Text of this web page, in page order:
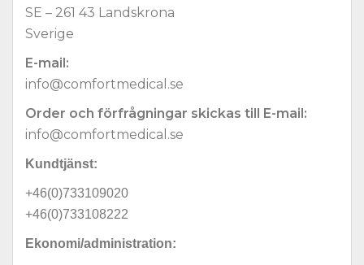
SE – 261 43 Landskrona
Sverige
E-mail:
info@comfortmedical.se
Order och förfrågningar skickas till E-mail:
info@comfortmedical.se
Kundtjänst:
+46(0)733109020
+46(0)733108222
Ekonomi/administration: